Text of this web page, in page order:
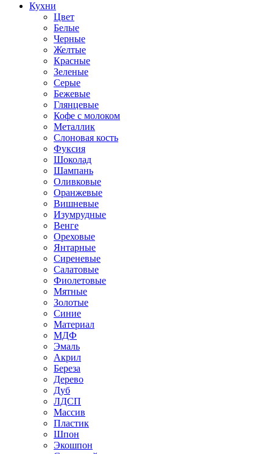
Кухни
Цвет
Белые
Черные
Желтые
Красные
Зеленые
Серые
Бежевые
Глянцевые
Кофе с молоком
Металлик
Слоновая кость
Фуксия
Шоколад
Шампань
Оливковые
Оранжевые
Вишневые
Изумрудные
Венге
Ореховые
Янтарные
Сиреневые
Салатовые
Фиолетовые
Мятные
Золотые
Синие
Материал
МДФ
Эмаль
Акрил
Береза
Дерево
Дуб
ЛДСП
Массив
Пластик
Шпон
Экошпон